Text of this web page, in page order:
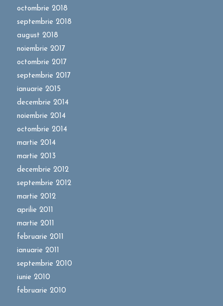
octombrie 2018
septembrie 2018
august 2018
noiembrie 2017
octombrie 2017
septembrie 2017
ianuarie 2015
decembrie 2014
noiembrie 2014
octombrie 2014
martie 2014
martie 2013
decembrie 2012
septembrie 2012
martie 2012
aprilie 2011
martie 2011
februarie 2011
ianuarie 2011
septembrie 2010
iunie 2010
februarie 2010